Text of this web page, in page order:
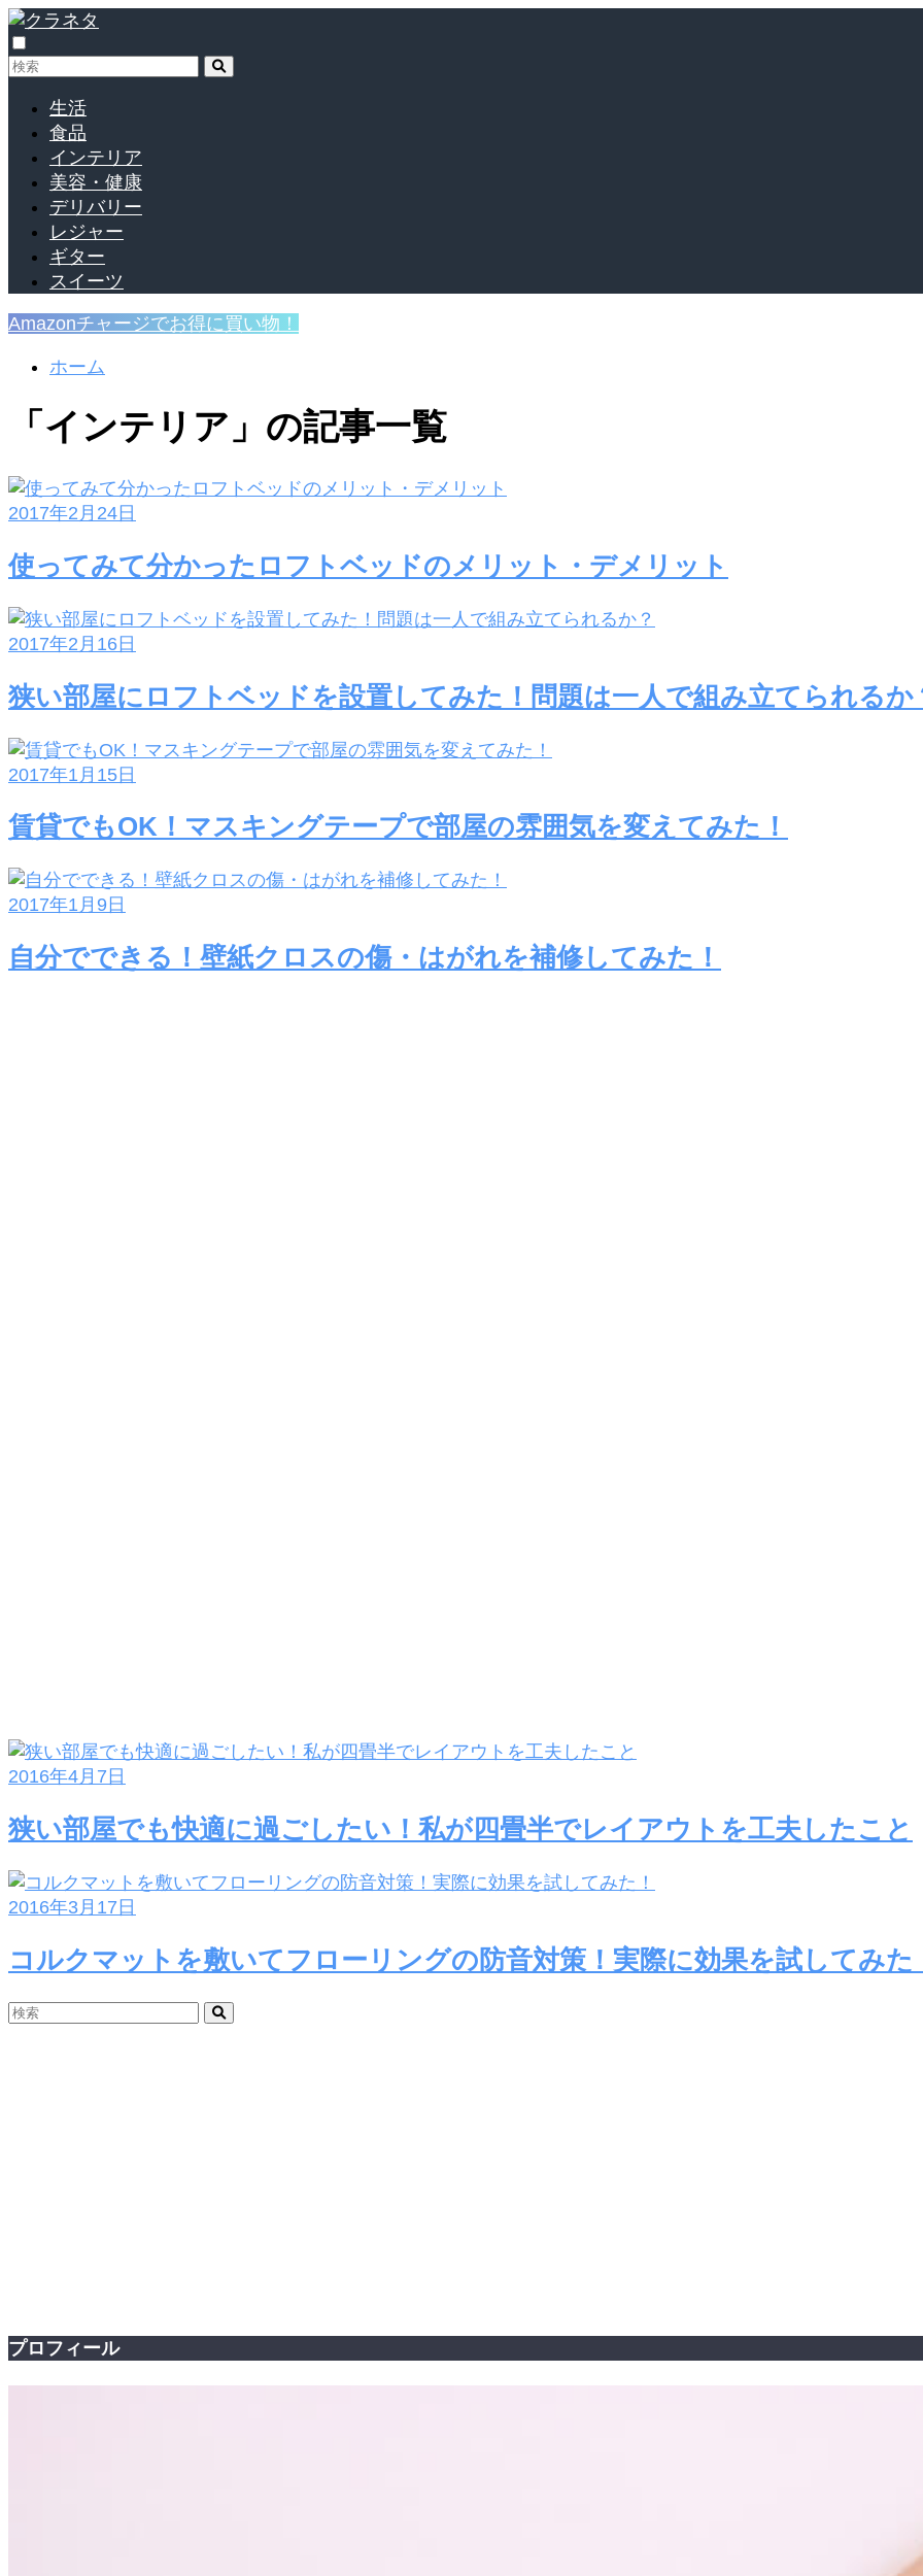
生活
食品
インテリア
美容・健康
デリバリー
レジャー
ギター
スイーツ
Amazonチャージでお得に買い物！
ホーム
「インテリア」の記事一覧
2017年2月24日
使ってみて分かったロフトベッドのメリット・デメリット
2017年2月16日
狭い部屋にロフトベッドを設置してみた！問題は一人で組み立てられるか
2017年1月15日
賃貸でもOK！マスキングテープで部屋の雰囲気を変えてみた！
2017年1月9日
自分でできる！壁紙クロスの傷・はがれを補修してみた！
2016年4月7日
狭い部屋でも快適に過ごしたい！私が四畳半でレイアウトを工夫したこと
2016年3月17日
コルクマットを敷いてフローリングの防音対策！実際に効果を試してみた
プロフィール